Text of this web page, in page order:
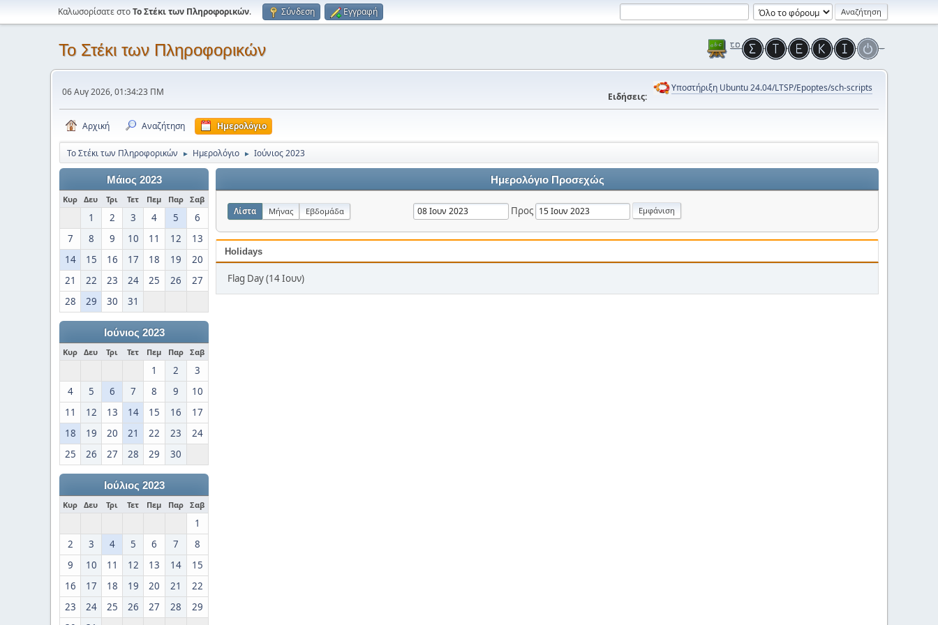
Καλωσορίσατε στοΤο Στέκι των Πληροφορικών. Σύνδεση Εγγραφή
Το Στέκι των Πληροφορικών
06 Αυγ 2026, 01:34:23 ΠΜ Ειδήσεις:
Υποστήριξη Ubuntu 24.04/LTSP/Epoptes/sch-scripts
Αρχική Αναζήτηση Ημερολόγιο
Το Στέκι των Πληροφορικών ► Ημερολόγιο ► Ιούνιος 2023
Μάιος 2023
Κυρ Δευ Τρι Τετ Πεμ Παρ Σαβ
1 2 3 4 5
6
7
8 9 10 11 12
13
14
15 16 17 18 19
20
21
22 23 24 25 26
27
28
29 30 31
Ιούνιος 2023
Κυρ Δευ Τρι Τετ Πεμ Παρ Σαβ
1 2
3
4
5 6 7 8 9
10
11
12 13 14 15 16
17
18
19 20 21 22 23
24
25
26 27 28 29 30
Ιούλιος 2023
Κυρ Δευ Τρι Τετ Πεμ Παρ Σαβ
1
2
3 4 5 6 7
8
9
10 11 12 13 14
15
16
17 18 19 20 21
22
23
24 25 26 27 28
29
Ημερολόγιο Προσεχώς
Λίστα Μήνας Εβδομάδα Προς
Holidays
Flag Day (14 Ιουν)